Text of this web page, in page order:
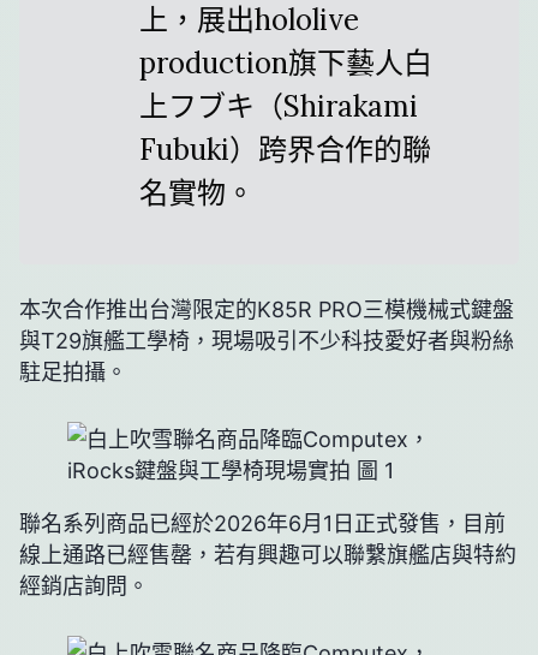
上，展出hololive
production旗下藝人白
上フブキ（Shirakami
Fubuki）跨界合作的聯
名實物。
本次合作推出台灣限定的K85R PRO三模機械式鍵盤
與T29旗艦工學椅，現場吸引不少科技愛好者與粉絲
駐足拍攝。
聯名系列商品已經於2026年6月1日正式發售，目前
線上通路已經售罄，若有興趣可以聯繫旗艦店與特約
經銷店詢問。